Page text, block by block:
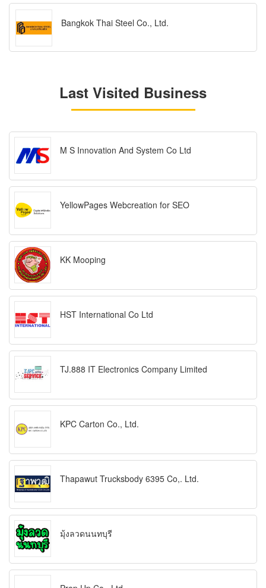
Bangkok Thai Steel Co., Ltd.
Last Visited Business
M S Innovation And System Co Ltd
YellowPages Webcreation for SEO
KK Mooping
HST International Co Ltd
TJ.888 IT Electronics Company Limited
KPC Carton Co., Ltd.
Thapawut Trucksbody 6395 Co,. Ltd.
มุ้งลวดนนทบุรี